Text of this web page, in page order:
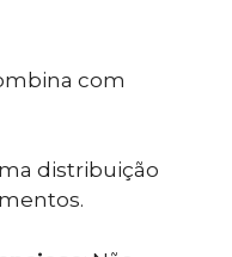
com
distribuição